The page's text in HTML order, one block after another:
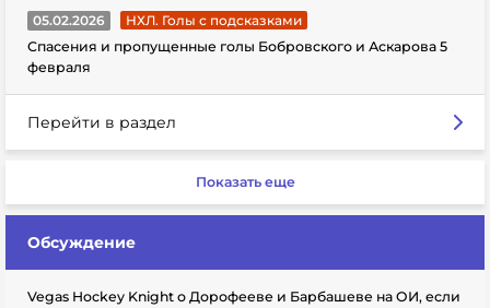
05.02.2026
НХЛ. Голы с подсказками
Спасения и пропущенные голы Бобровского и Аскарова 5
февраля
Перейти в раздел
Показать еще
Обсуждение
Vegas Hockey Knight о Дорофееве и Барбашеве на ОИ, если